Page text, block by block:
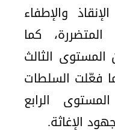
والإطفاء
كما
الثالث
فعّلت السلطات
الرابع
الإغاثة.